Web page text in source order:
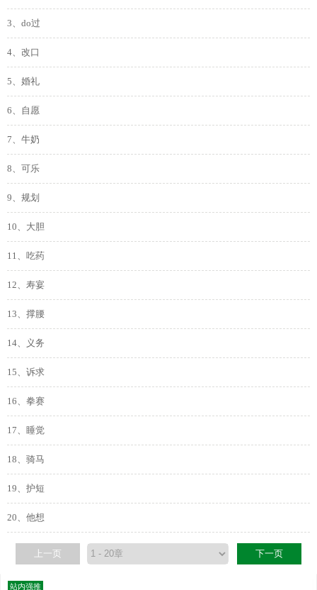
3、do过
4、改口
5、婚礼
6、自愿
7、牛奶
8、可乐
9、规划
10、大胆
11、吃药
12、寿宴
13、撑腰
14、义务
15、诉求
16、拳赛
17、睡觉
18、骑马
19、护短
20、他想
上一页 下一页
站内强推